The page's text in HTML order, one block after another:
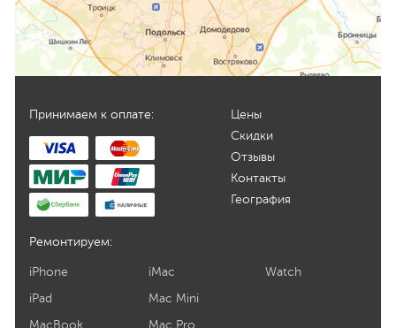
Принимаем к оплате:
Цены
Скидки
Отзывы
Контакты
География
Ремонтируем:
iPhone
iPad
MacBook
iMac
Mac Mini
Mac Pro
Watch